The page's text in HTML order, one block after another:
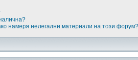
намеря нелегални материали на този форум?